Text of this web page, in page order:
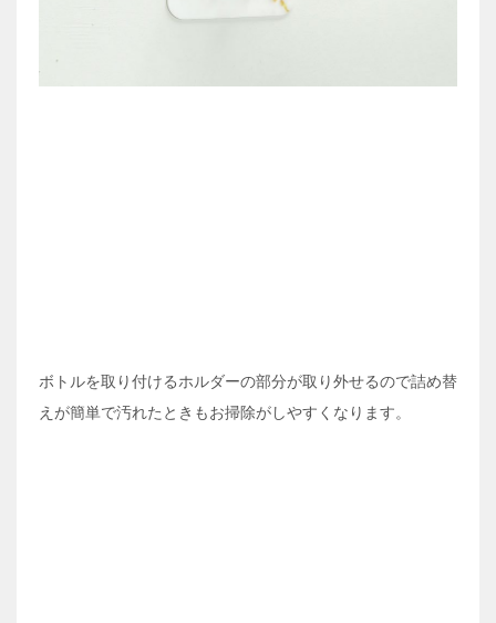
ボトルを取り付けるホルダーの部分が取り外せるので詰め替
えが簡単で汚れたときもお掃除がしやすくなります。